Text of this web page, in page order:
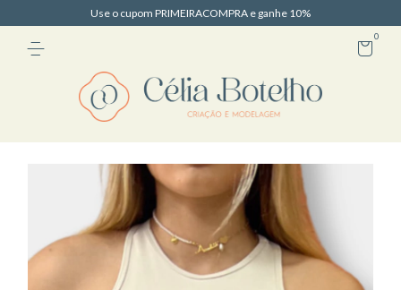
Use o cupom PRIMEIRACOMPRA e ganhe 10%
0